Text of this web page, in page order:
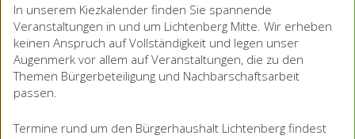
In unserem Kiezkalender finden Sie spannende
Veranstaltungen in und um Lichtenberg Mitte. Wir erheben
keinen Anspruch auf Vollständigkeit und legen unser
Augenmerk vor allem auf Veranstaltungen, die zu den
Themen Bürgerbeteiligung und Nachbarschaftsarbeit
passen.
Termine rund um den Bürgerhaushalt Lichtenberg findest